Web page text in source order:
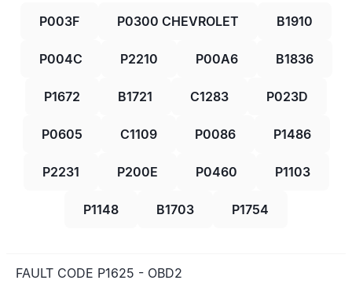
P003F P0300 CHEVROLET B1910
P004C P2210 P00A6 B1836
P1672 B1721 C1283 P023D
P0605 C1109 P0086 P1486
P2231 P200E P0460 P1103
P1148 B1703 P1754
FAULT CODE P1625 - OBD2